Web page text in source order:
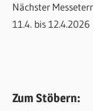
Nächster
11.4. bis 12.4.2026
Zum Stöbern: